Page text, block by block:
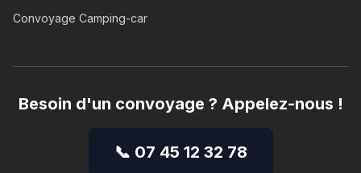
Convoyage Camping-car
Besoin d'un convoyage ? Appelez-nous !
📞 07 45 12 32 78